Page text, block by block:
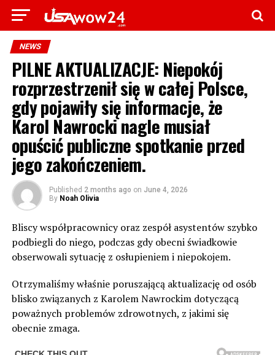
NEWS
PILNE AKTUALIZACJE: Niepokój
rozprzestrzenił się w całej Polsce,
gdy pojawiły się informacje, że
Karol Nawrocki nagle musiał
opuścić publiczne spotkanie przed
jego zakończeniem.
Published 2 months ago on June 4, 2026
By Noah Olivia
Bliscy współpracownicy oraz zespół asystentów szybko
podbiegli do niego, podczas gdy obecni świadkowie
obserwowali sytuację z osłupieniem i niepokojem.
Otrzymaliśmy właśnie poruszającą aktualizację od osób
blisko związanych z Karolem Nawrockim dotyczącą
poważnych problemów zdrowotnych, z jakimi się
obecnie zmaga.